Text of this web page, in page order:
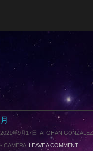
月
2021年9月17日 AFGHAN GONZALEZ
- CAMERA LEAVE A COMMENT